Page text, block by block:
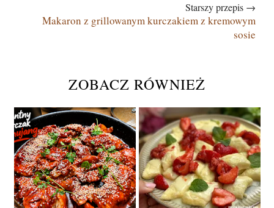
Starszy przepis →
Makaron z grillowanym kurczakiem z kremowym
sosie
ZOBACZ RÓWNIEŻ